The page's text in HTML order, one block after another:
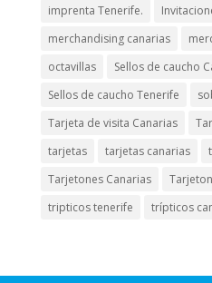
imprenta Tenerife.
merchandising canarias
octavillas
Sellos de caucho
Sellos de caucho Tenerife
Tarjeta de visita Canarias
tarjetas
tarjetas canarias
Tarjetones Canarias
tripticos tenerife
trípticos